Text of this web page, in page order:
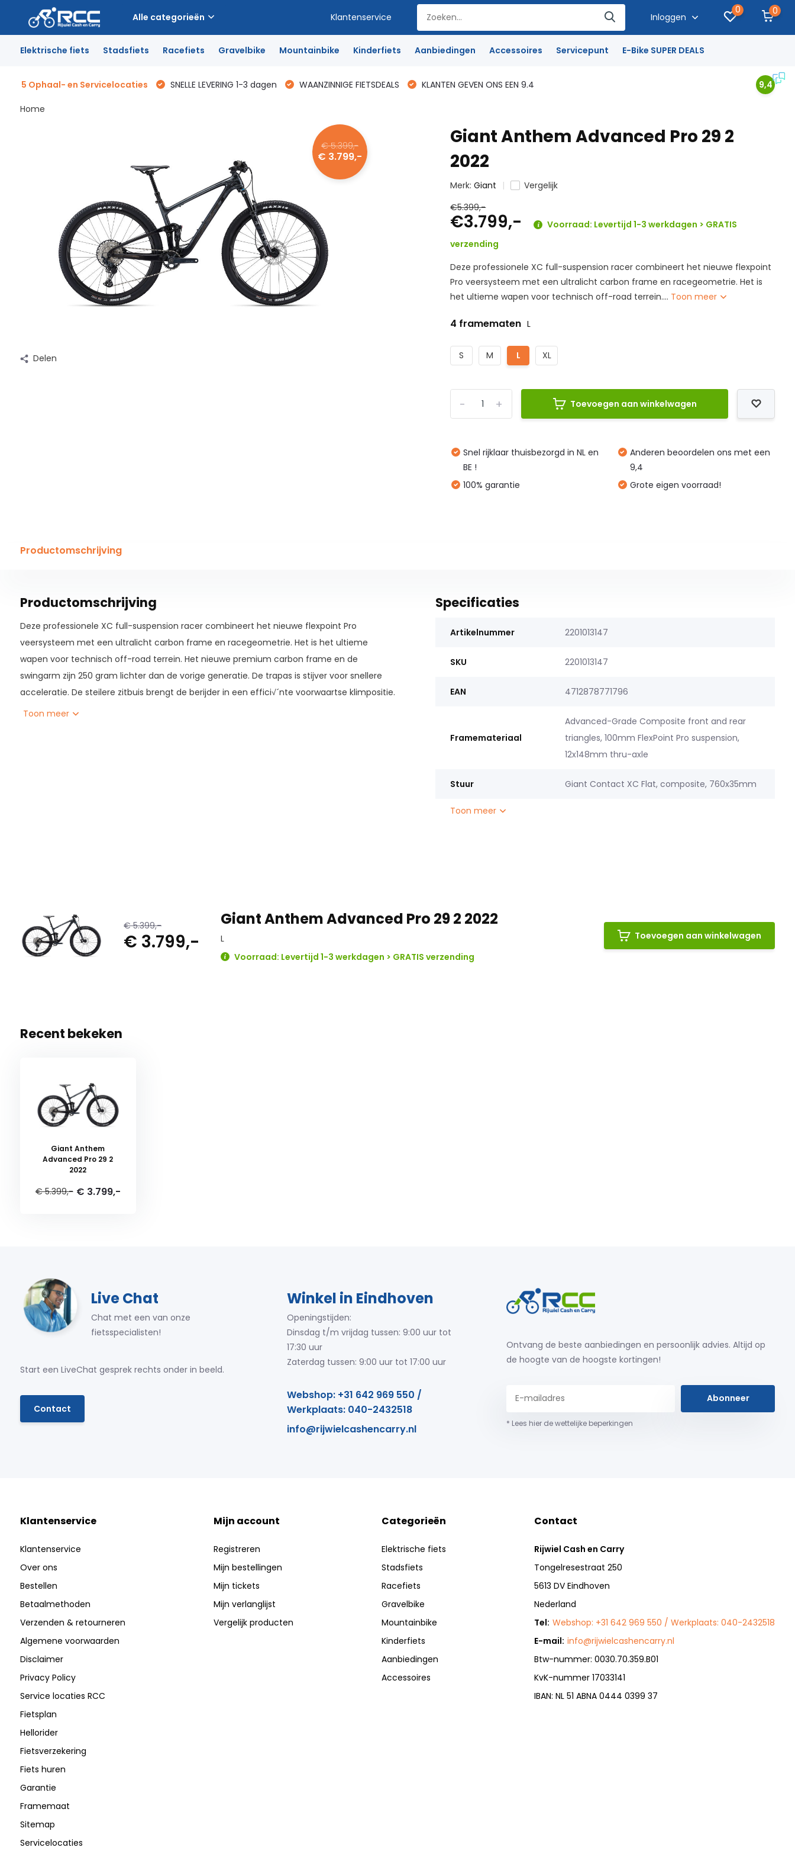
Alle categorieën Klantenservice Inloggen
0 0
Elektrische fiets Stadsfiets Racefiets Gravelbike Mountainbike Kinderfiets Aanbiedingen Accessoires Servicepunt E-Bike SUPER DEALS
5 Ophaal- en Servicelocaties SNELLE LEVERING 1-3 dagen WAANZINNIGE FIETSDEALS KLANTEN GEVEN ONS EEN 9.4 9,4
Home
€ 5.399,-
€ 3.799,-
Delen
Giant Anthem Advanced Pro 29 2
2022
Merk:Giant
Vergelijk
€5.399,-
€3.799,-
Voorraad: Levertijd 1-3 werkdagen > GRATIS
verzending
Deze professionele XC full-suspension racer combineert het nieuwe flexpoint
Pro veersysteem met een ultralicht carbon frame en racegeometrie. Het is
het ultieme wapen voor technisch off-road terrein.... Toon meer
4 framematen L
S M L XL
+
- Toevoegen aan winkelwagen
Snel rijklaar thuisbezorgd in NL en
BE !
100% garantie
Anderen beoordelen ons met een
9,4
Grote eigen voorraad!
Productomschrijving
Productomschrijving
Deze professionele XC full-suspension racer combineert het nieuwe flexpoint Pro
veersysteem met een ultralicht carbon frame en racegeometrie. Het is het ultieme
wapen voor technisch off-road terrein. Het nieuwe premium carbon frame en de
swingarm zijn 250 gram lichter dan de vorige generatie. De trapas is stijver voor snellere
acceleratie. De steilere zitbuis brengt de berijder in een effici√´nte voorwaartse klimpositie.
Het geheel nieuwe FlexPoint Pro-ophangsysteem zorgt voor een soepele, actieve 100 mm
Toon meer
Specificaties
Artikelnummer 2201013147
SKU 2201013147
EAN 4712878771796
Framemateriaal
Advanced-Grade Composite front and rear
triangles, 100mm FlexPoint Pro suspension,
12x148mm thru-axle
Stuur Giant Contact XC Flat, composite, 760x35mm
Toon meer
€ 5.399,-
€ 3.799,-
Giant Anthem Advanced Pro 29 2 2022
L
Voorraad: Levertijd 1-3 werkdagen > GRATIS verzending
Toevoegen aan winkelwagen
Recent bekeken
Giant Anthem
Advanced Pro 29 2
2022
€ 5.399,- € 3.799,-
Live Chat
Chat met een van onze
fietsspecialisten!
Start een LiveChat gesprek rechts onder in beeld.
Contact
Winkel in Eindhoven
Openingstijden:
Dinsdag t/m vrijdag tussen: 9:00 uur tot
17:30 uur
Zaterdag tussen: 9:00 uur tot 17:00 uur
Webshop: +31 642 969 550 /
Werkplaats: 040-2432518
info@rijwielcashencarry.nl
Ontvang de beste aanbiedingen en persoonlijk advies. Altijd op
de hoogte van de hoogste kortingen!
Abonneer
* Lees hier de wettelijke beperkingen
Klantenservice
Klantenservice
Over ons
Bestellen
Betaalmethoden
Verzenden & retourneren
Algemene voorwaarden
Disclaimer
Privacy Policy
Service locaties RCC
Fietsplan
Hellorider
Fietsverzekering
Fiets huren
Garantie
Framemaat
Sitemap
Servicelocaties
Mijn account
Registreren
Mijn bestellingen
Mijn tickets
Mijn verlanglijst
Vergelijk producten
Categorieën
Elektrische fiets
Stadsfiets
Racefiets
Gravelbike
Mountainbike
Kinderfiets
Aanbiedingen
Accessoires
Contact
Rijwiel Cash en Carry
Tongelresestraat 250
5613 DV Eindhoven
Nederland
Tel: Webshop: +31 642 969 550 / Werkplaats: 040-2432518
E-mail: info@rijwielcashencarry.nl
Btw-nummer: 0030.70.359.B01
KvK-nummer 17033141
IBAN: NL 51 ABNA 0444 0399 37